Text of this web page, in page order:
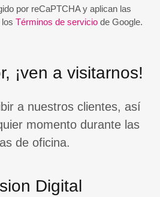
por reCaPTCHA y aplican las
Términos de servicio de Google.
¡ven a visitarnos!
a nuestros clientes, así
momento durante las
de oficina.
Digital